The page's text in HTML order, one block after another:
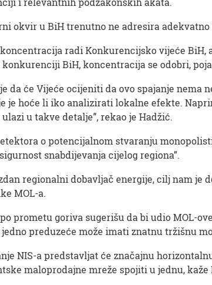
okvir u BiH trenutno ne adresira
radi Konkurencijsko vijeće
konkurenciji BiH, koncentracija se odobri,
da će Vijeće ocijeniti da ovo spajanje
je hoće li iko analizirati lokalne efekte.
u takve detalje”, rekao je Hadžić.
o potencijalnom stvaranju
snabdijevanja cijelog regiona”.
regionalni dobavljač energije, cilj nam je
MOL-a.
prometu goriva sugerišu da bi udio MOL-
preduzeće može imati znatnu tržišnu
NIS-a predstavljat će značajnu
maloprodajne mreže spojiti u jednu, kaže